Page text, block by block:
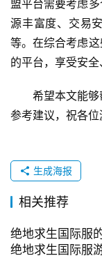
盟平台需要考虑
源丰富度、交易
等。在综合考虑
的平台，享受安全
希望本文能
参考建议，祝各位
生成海报
相关推荐
绝地求生国际服
绝地求生国际服